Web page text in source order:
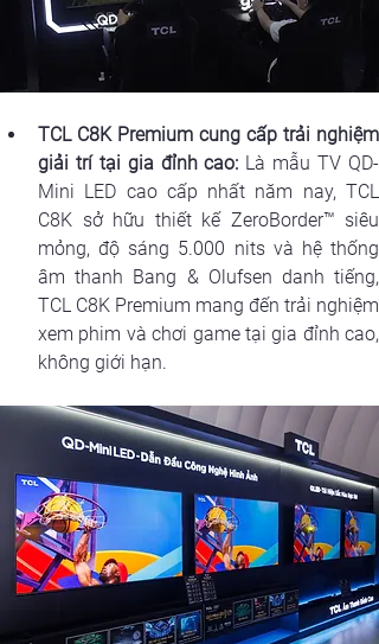
TCL C8K Premium cung cấp trải nghiệm
giải trí tại gia đỉnh cao: Là mẫu TV QD-
Mini LED cao cấp nhất năm nay, TCL
C8K sở hữu thiết kế ZeroBorder™ siêu
mỏng, độ sáng 5.000 nits và hệ thống
âm thanh Bang & Olufsen danh tiếng,
TCL C8K Premium mang đến trải nghiệm
xem phim và chơi game tại gia đỉnh cao,
không giới hạn.